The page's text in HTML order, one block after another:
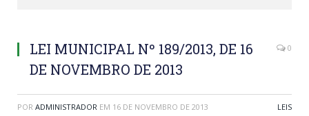
LEI MUNICIPAL Nº 189/2013, DE 16
DE NOVEMBRO DE 2013
0
POR ADMINISTRADOR EM 16 DE NOVEMBRO DE 2013 LEIS